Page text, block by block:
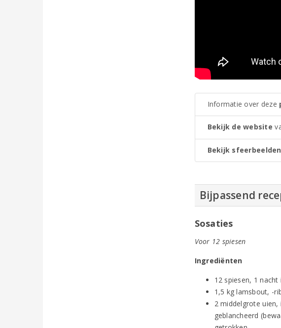
Informatie over deze
Bekijk de website
Bekijk sfeerbeelden
Bijpassend
Sosaties
Voor 12 spiesen
Ingrediënten
12 spiesen, 1
1,5 kg lamsbout, -
2 middelgrote
geblancheerd